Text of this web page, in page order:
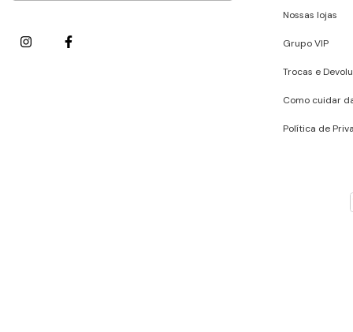
Nossas lojas
Grupo VIP
Trocas e
Como cuidar
Política de